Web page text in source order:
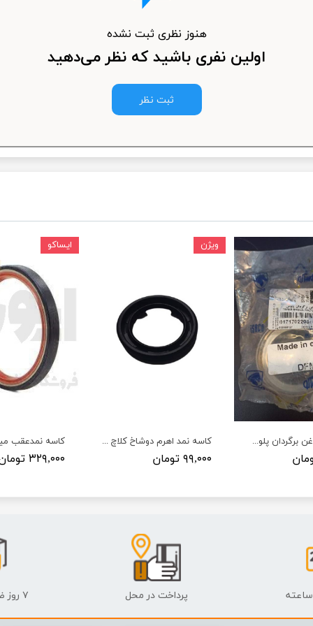
هنوز نظری ثبت نشده
اولین نفری باشید که نظر می‌دهید
ثبت نظر
۳۲۹,۰۰۰ تومان
ایساکو
کاسه نمد اهرم دوشاخ کلاچ پراید - VISIUN - ویژن
۹۹,۰۰۰ تومان
ویژن
کاسه نمد روغن برگردان پلوس دانگ فانگ ایساکو
پرداخت در محل ۷ روز ضمانت بازگشت